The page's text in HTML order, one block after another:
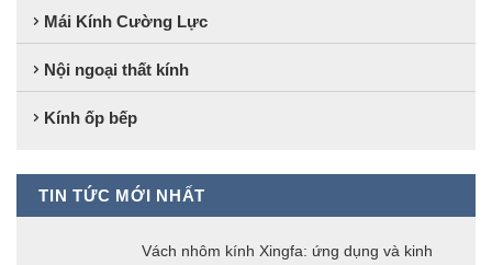
Mái Kính Cường Lực
Nội ngoại thất kính
Kính ốp bếp
TIN TỨC MỚI NHẤT
Vách nhôm kính Xingfa: ứng dụng và kinh